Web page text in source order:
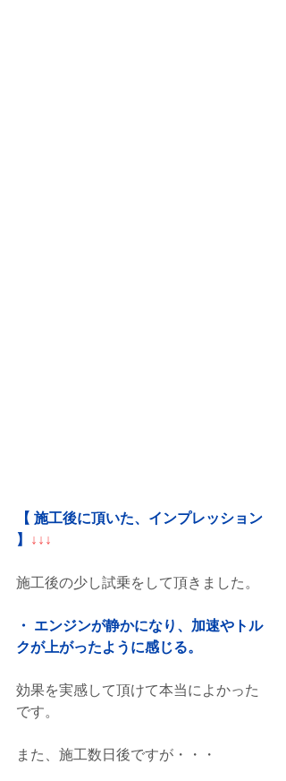
【 施工後に頂いた、インプレッション
】
↓↓↓
施工後の少し試乗をして頂きました。
・ エンジンが静かになり、加速やトル
クが上がったように感じる。
効果を実感して頂けて本当によかった
です。
また、施工数日後ですが・・・